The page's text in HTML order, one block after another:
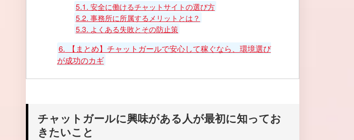
5.1. 安全に働けるチャットサイトの選び方
5.2. 事務所に所属するメリットとは？
5.3. よくある失敗とその防止策
6. 【まとめ】チャットガールで安心して稼ぐなら、環境選び
が成功のカギ
チャットガールに興味がある人が最初に知ってお
きたいこと